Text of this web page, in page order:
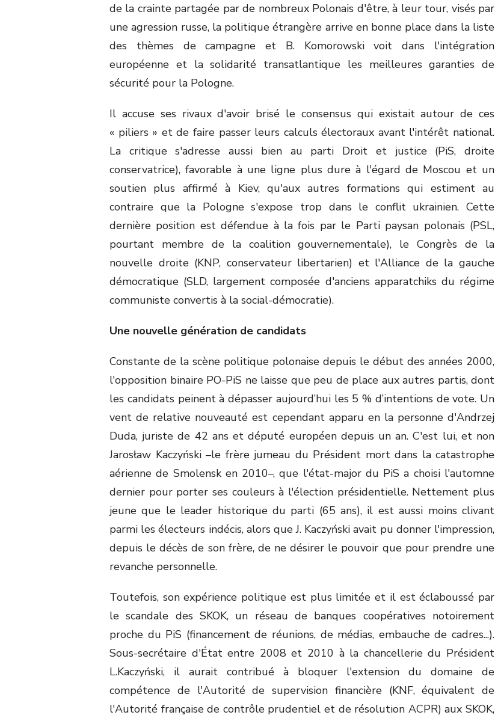
de la crainte partagée par de nombreux Polonais d'être, à leur tour, visés par
une agression russe, la politique étrangère arrive en bonne place dans la liste
des thèmes de campagne et B. Komorowski voit dans l'intégration
européenne et la solidarité transatlantique les meilleures garanties de
sécurité pour la Pologne.
Il accuse ses rivaux d'avoir brisé le consensus qui existait autour de ces
« piliers » et de faire passer leurs calculs électoraux avant l'intérêt national.
La critique s'adresse aussi bien au parti Droit et justice (PiS, droite
conservatrice), favorable à une ligne plus dure à l'égard de Moscou et un
soutien plus affirmé à Kiev, qu'aux autres formations qui estiment au
contraire que la Pologne s'expose trop dans le conflit ukrainien. Cette
dernière position est défendue à la fois par le Parti paysan polonais (PSL,
pourtant membre de la coalition gouvernementale), le Congrès de la
nouvelle droite (KNP, conservateur libertarien) et l'Alliance de la gauche
démocratique (SLD, largement composée d'anciens apparatchiks du régime
communiste convertis à la social-démocratie).
Une nouvelle génération de candidats
Constante de la scène politique polonaise depuis le début des années 2000,
l'opposition binaire PO-PiS ne laisse que peu de place aux autres partis, dont
les candidats peinent à dépasser aujourd’hui les 5 % d’intentions de vote. Un
vent de relative nouveauté est cependant apparu en la personne d'Andrzej
Duda, juriste de 42 ans et député européen depuis un an. C'est lui, et non
Jarosław Kaczyński –le frère jumeau du Président mort dans la catastrophe
aérienne de Smolensk en 2010–, que l'état-major du PiS a choisi l'automne
dernier pour porter ses couleurs à l'élection présidentielle. Nettement plus
jeune que le leader historique du parti (65 ans), il est aussi moins clivant
parmi les électeurs indécis, alors que J. Kaczyński avait pu donner l'impression,
depuis le décès de son frère, de ne désirer le pouvoir que pour prendre une
revanche personnelle.
Toutefois, son expérience politique est plus limitée et il est éclaboussé par
le scandale des SKOK, un réseau de banques coopératives notoirement
proche du PiS (financement de réunions, de médias, embauche de cadres...).
Sous-secrétaire d'État entre 2008 et 2010 à la chancellerie du Président
L.Kaczyński, il aurait contribué à bloquer l'extension du domaine de
compétence de l'Autorité de supervision financière (KNF, équivalent de
l'Autorité française de contrôle prudentiel et de résolution ACPR) aux SKOK,